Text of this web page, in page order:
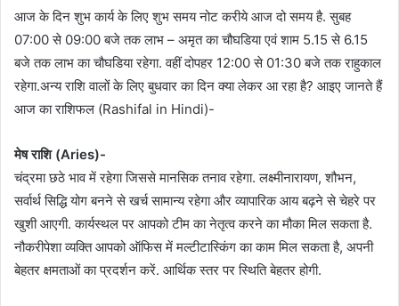
आज के दिन शुभ कार्य के लिए शुभ समय नोट करीये आज दो समय है. सुबह
07:00 से 09:00 बजे तक लाभ – अमृत का चौघडिया एवं शाम 5.15 से 6.15
बजे तक लाभ का चौघडिया रहेगा. वहीं दोपहर 12:00 से 01:30 बजे तक राहुकाल
रहेगा.अन्य राशि वालों के लिए बुधवार का दिन क्या लेकर आ रहा है? आइए जानते हैं
आज का राशिफल (Rashifal in Hindi)-
मेष राशि (Aries)-
चंद्रमा छठे भाव में रहेगा जिससे मानसिक तनाव रहेगा. लक्ष्मीनारायण, शौभन,
सर्वार्थ सिद्धि योग बनने से खर्च सामान्य रहेगा और व्यापारिक आय बढ़ने से चेहरे पर
खुशी आएगी. कार्यस्थल पर आपको टीम का नेतृत्व करने का मौका मिल सकता है.
नौकरीपेशा व्यक्ति आपको ऑफिस में मल्टीटास्किंग का काम मिल सकता है, अपनी
बेहतर क्षमताओं का प्रदर्शन करें. आर्थिक स्तर पर स्थिति बेहतर होगी.